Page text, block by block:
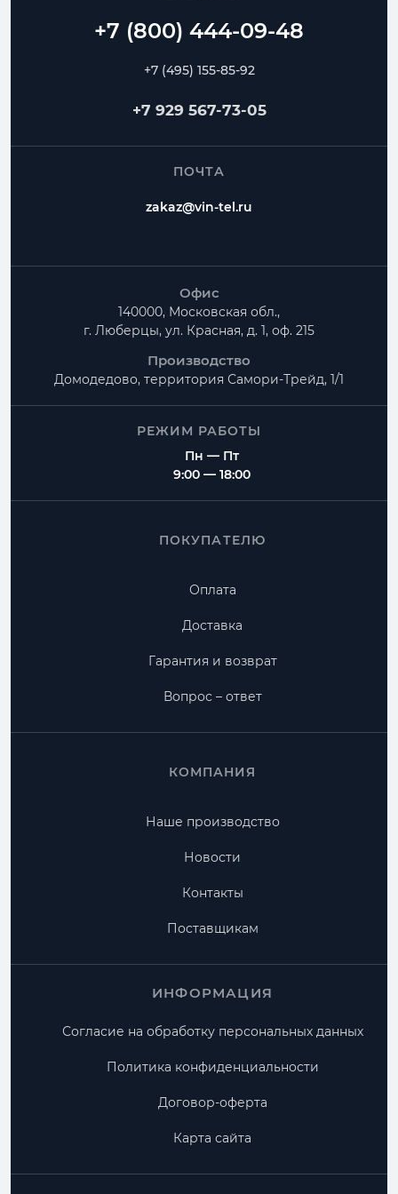
Частые вопросы
Можно ли изготовить нестандартный размер?
Можно ли собрать весь комплект вентиляции?
+7 (495) 155-85-92
+7 929 567-73-05
ПОЧТА
zakaz@vin-tel.ru
Офис
140000, Московская обл.,
г. Люберцы, ул. Красная, д. 1, оф. 215
Производство
Домодедово, территория Самори-Трейд, 1/1
РЕЖИМ РАБОТЫ
Пн — Пт
9:00 — 18:00
ПОКУПАТЕЛЮ
Оплата
Доставка
Гарантия и возврат
Вопрос – ответ
КОМПАНИЯ
Наше производство
Новости
Контакты
Поставщикам
ИНФОРМАЦИЯ
Согласие на обработку персональных данных
Политика конфиденциальности
Договор-оферта
Карта сайта